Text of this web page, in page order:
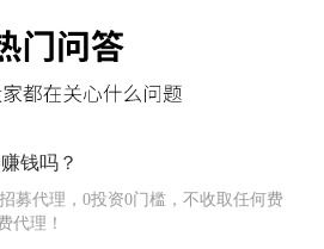
钱吗？
募代理，0投资0门槛，不收取任何费
代理！